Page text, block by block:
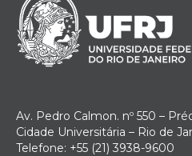
Av. Pedro Calmon. nº 550 –
Cidade Universitária – Rio de
Telefone: +55 (21) 3938-9600